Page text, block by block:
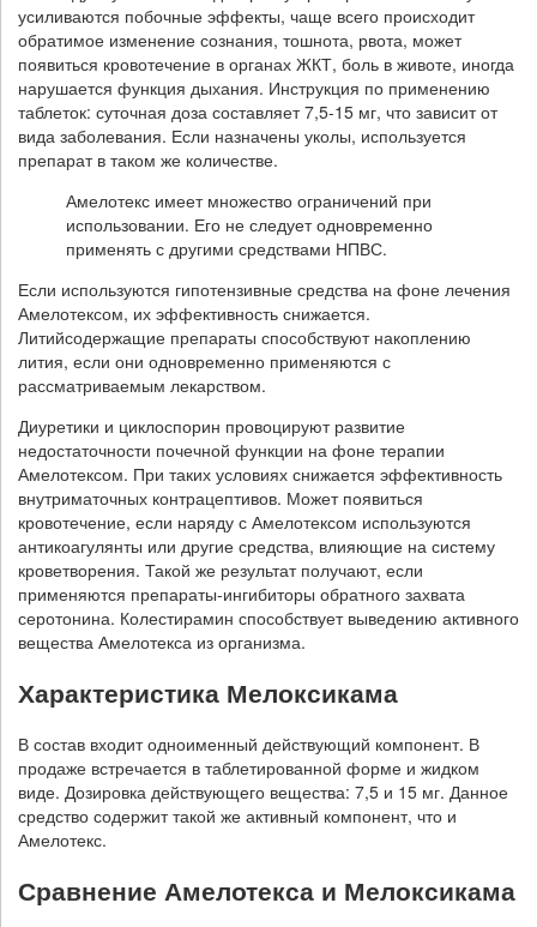
усиливаются побочные эффекты, чаще всего происходит
обратимое изменение сознания, тошнота, рвота, может
появиться кровотечение в органах ЖКТ, боль в животе, иногда
нарушается функция дыхания. Инструкция по применению
таблеток: суточная доза составляет 7,5-15 мг, что зависит от
вида заболевания. Если назначены уколы, используется
препарат в таком же количестве.
Амелотекс имеет множество ограничений при
использовании. Его не следует одновременно
применять с другими средствами НПВС.
Если используются гипотензивные средства на фоне лечения
Амелотексом, их эффективность снижается.
Литийсодержащие препараты способствуют накоплению
лития, если они одновременно применяются с
рассматриваемым лекарством.
Диуретики и циклоспорин провоцируют развитие
недостаточности почечной функции на фоне терапии
Амелотексом. При таких условиях снижается эффективность
внутриматочных контрацептивов. Может появиться
кровотечение, если наряду с Амелотексом используются
антикоагулянты или другие средства, влияющие на систему
кроветворения. Такой же результат получают, если
применяются препараты-ингибиторы обратного захвата
серотонина. Колестирамин способствует выведению активного
вещества Амелотекса из организма.
Характеристика Мелоксикама
В состав входит одноименный действующий компонент. В
продаже встречается в таблетированной форме и жидком
виде. Дозировка действующего вещества: 7,5 и 15 мг. Данное
средство содержит такой же активный компонент, что и
Амелотекс.
Сравнение Амелотекса и Мелоксикама